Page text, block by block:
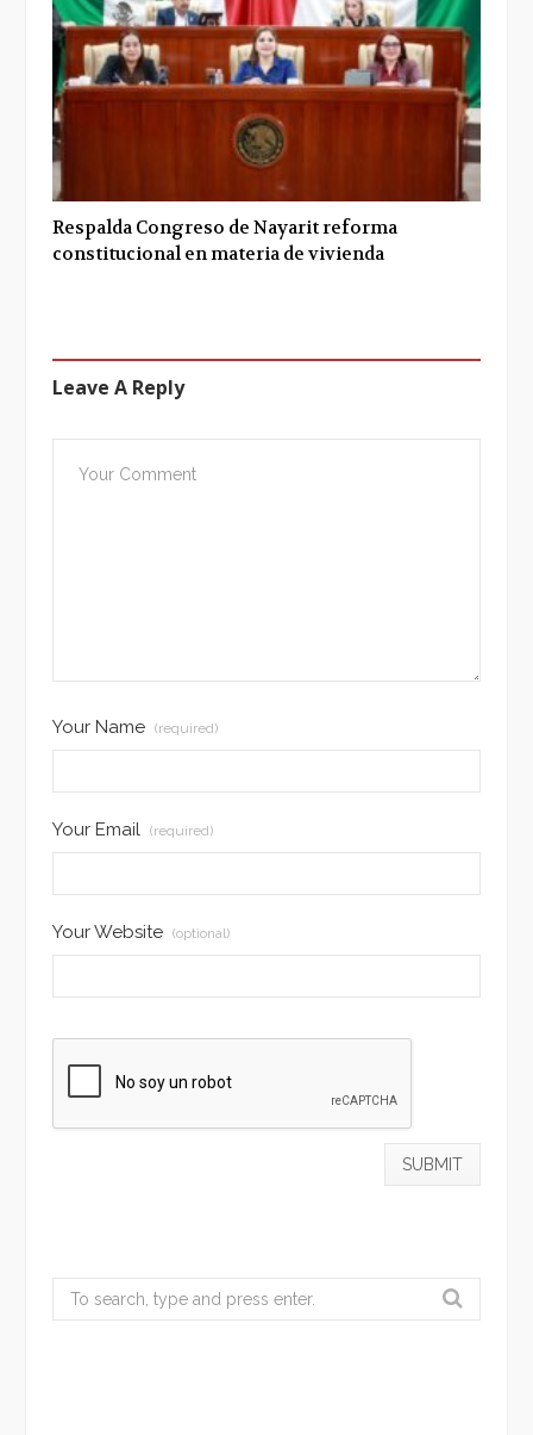
Respalda Congreso de Nayarit reforma
constitucional en materia de vivienda
Leave A Reply
Your Name (required)
Your Email (required)
Your Website (optional)
Search
for: